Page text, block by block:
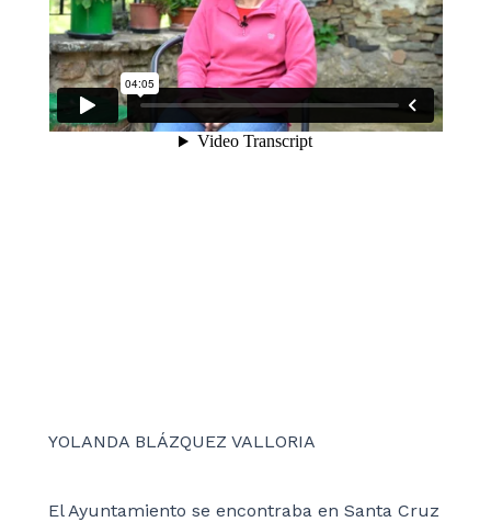
YOLANDA BLÁZQUEZ VALLORIA
El Ayuntamiento se encontraba en Santa Cruz